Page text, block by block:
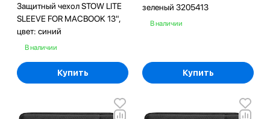
Защитный чехол STOW LITE
SLEEVE FOR MACBOOK 13",
цвет: синий
В наличии
Купить
зеленый 3205413
В наличии
Купить